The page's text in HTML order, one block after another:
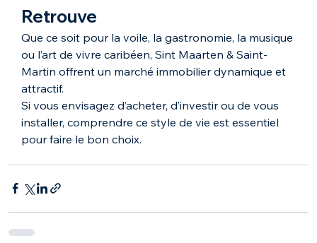
Retrouve
Que ce soit pour la voile, la gastronomie, la musique
ou l’art de vivre caribéen, Sint Maarten & Saint-
Martin offrent un marché immobilier dynamique et
attractif.
Si vous envisagez d’acheter, d’investir ou de vous
installer, comprendre ce style de vie est essentiel
pour faire le bon choix.